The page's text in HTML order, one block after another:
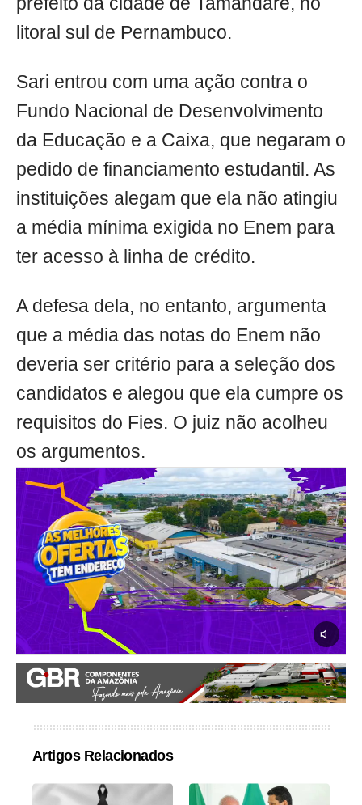
litoral sul de Pernambuco.
Sari entrou com uma ação contra o
Fundo Nacional de Desenvolvimento
da Educação e a Caixa, que negaram o
pedido de financiamento estudantil. As
instituições alegam que ela não atingiu
a média mínima exigida no Enem para
ter acesso à linha de crédito.
A defesa dela, no entanto, argumenta
que a média das notas do Enem não
deveria ser critério para a seleção dos
candidatos e alegou que ela cumpre os
requisitos do Fies. O juiz não acolheu
os argumentos.
Artigos Relacionados